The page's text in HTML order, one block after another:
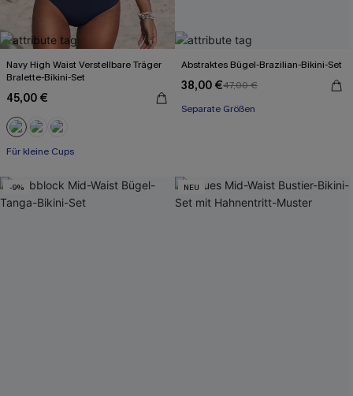
Navy High Waist Verstellbare Träger
Bralette-Bikini-Set
45,00 €
Für kleine Cups
Abstraktes Bügel-Brazilian-Bikini-Set
38,00 €47,00 €
Separate Größen
-9% NEU